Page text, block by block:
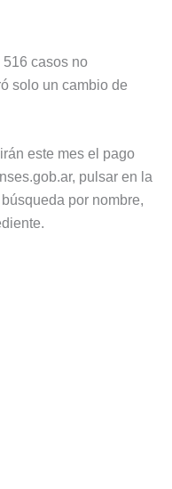
casos no
solo un cambio de
este mes el pago
pulsar en la
por nombre,